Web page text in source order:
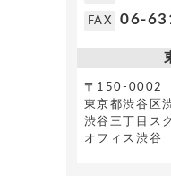
FAX 06-
〒150-0002
東京都渋谷区
渋谷三丁目ス
オフィス渋谷